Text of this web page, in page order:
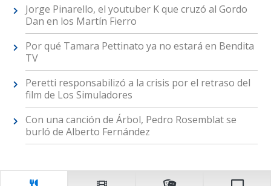
Jorge Pinarello, el youtuber K que cruzó al Gordo
Dan en los Martín Fierro
Por qué Tamara Pettinato ya no estará en Bendita
TV
Peretti responsabilizó a la crisis por el retraso del
film de Los Simuladores
Con una canción de Árbol, Pedro Rosemblat se
burló de Alberto Fernández